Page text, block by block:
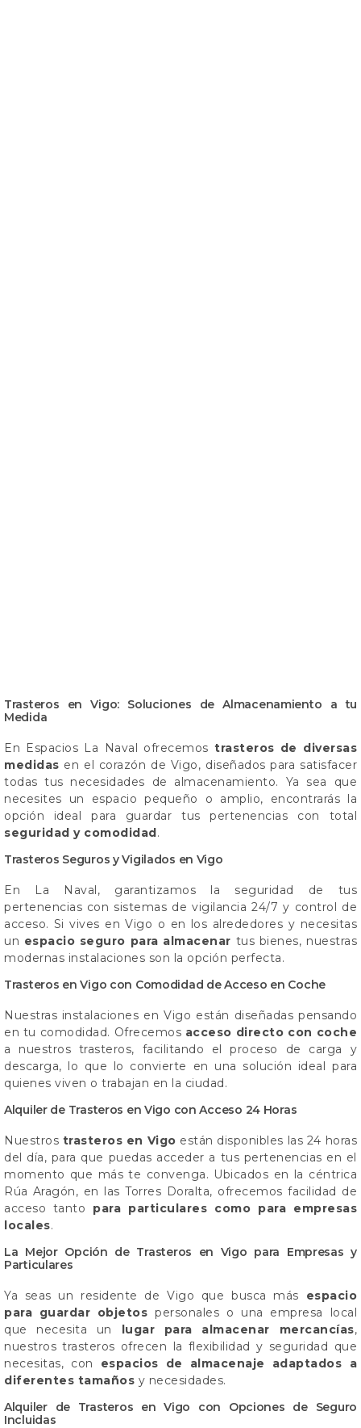
Trasteros en Vigo: Soluciones de Almacenamiento a tu
Medida
En Espacios La Naval ofrecemostrasteros de diversas
medidas en el corazón de Vigo, diseñados para satisfacer
todas tus necesidades de almacenamiento. Ya sea que
necesites un espacio pequeño o amplio, encontrarás la
opción ideal para guardar tus pertenencias con total
seguridad y comodidad.
Trasteros Seguros y Vigilados en Vigo
En La Naval, garantizamos la seguridad de tus
pertenencias con sistemas de vigilancia 24/7 y control de
acceso. Si vives en Vigo o en los alrededores y necesitas
un espacio seguro para almacenar tus bienes, nuestras
modernas instalaciones son la opción perfecta.
Trasteros en Vigo con Comodidad de Acceso en Coche
Nuestras instalaciones en Vigo están diseñadas pensando
en tu comodidad. Ofrecemos acceso directo con coche
a nuestros trasteros, facilitando el proceso de carga y
descarga, lo que lo convierte en una solución ideal para
quienes viven o trabajan en la ciudad.
Alquiler de Trasteros en Vigo con Acceso 24 Horas
Nuestros trasteros en Vigo están disponibles las 24 horas
del día, para que puedas acceder a tus pertenencias en el
momento que más te convenga. Ubicados en la céntrica
Rúa Aragón, en las Torres Doralta, ofrecemos facilidad de
acceso tanto para particulares como para empresas
locales.
La Mejor Opción de Trasteros en Vigo para Empresas y
Particulares
Ya seas un residente de Vigo que busca más espacio
para guardar objetos personales o una empresa local
que necesita un lugar para almacenar mercancías,
nuestros trasteros ofrecen la flexibilidad y seguridad que
necesitas, con espacios de almacenaje adaptados a
diferentes tamaños y necesidades.
Alquiler de Trasteros en Vigo con Opciones de Seguro
Incluidas